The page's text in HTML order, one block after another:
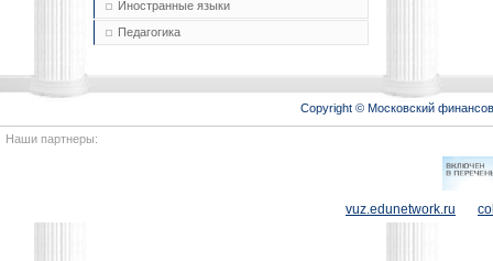
Иностранные языки
Педагогика
Copyright © Московский
Наши партнеры:
vuz.edunetwork.ru